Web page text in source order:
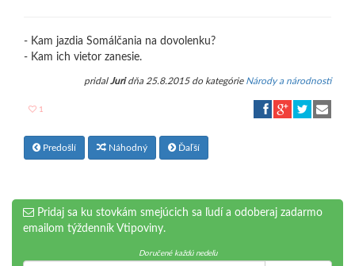
- Kam jazdia Somálčania na dovolenku?
- Kam ich vietor zanesie.
pridalJuridňa 25.8.2015 do kategórie Národy a národnosti
1
Predošlí Náhodný Ďaľší
Pridaj sa ku stovkám smejúcich sa ľudí a odoberaj zadarmo
emailom týždenník Vtipoviny.
Doručené každú nedeľu